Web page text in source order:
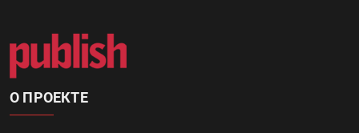
О ПРОЕКТЕ